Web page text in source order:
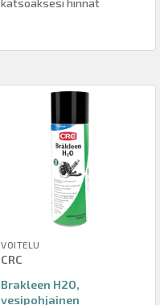
VOITELU
CRC
Brakleen H2O,
vesipohjainen